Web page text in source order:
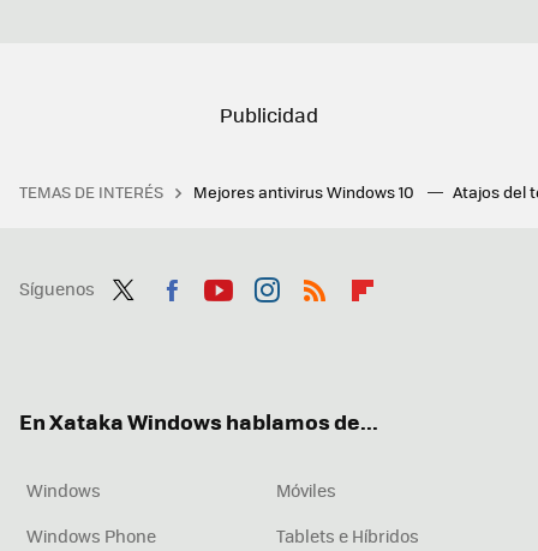
TEMAS DE INTERÉS Mejores antivirus Windows 10 Atajos del
Síguenos
En Xataka Windows hablamos de...
Windows
Móviles
Windows Phone
Tablets e Híbridos